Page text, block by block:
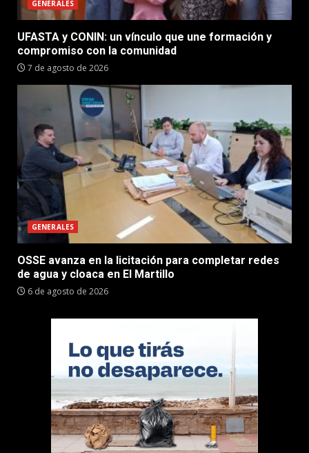
GENERALES
UFASTA y CONIN: un vínculo que une formación y
compromiso con la comunidad
7 de agosto de 2026
GENERALES
OSSE avanza en la licitación para completar redes
de agua y cloaca en El Martillo
6 de agosto de 2026